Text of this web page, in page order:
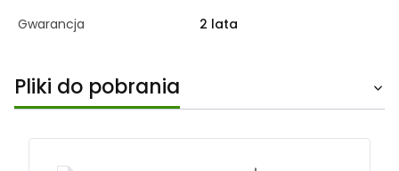
Gwarancja
2 lata
Pliki do pobrania